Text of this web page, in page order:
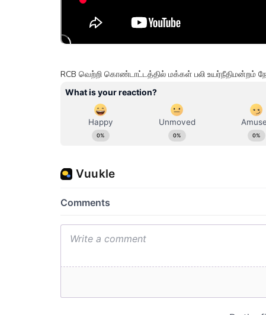
RCB வெற்றி கொண்டாட்டத்தில் மக்கள் பலி உயர்நீதிமன்றம்